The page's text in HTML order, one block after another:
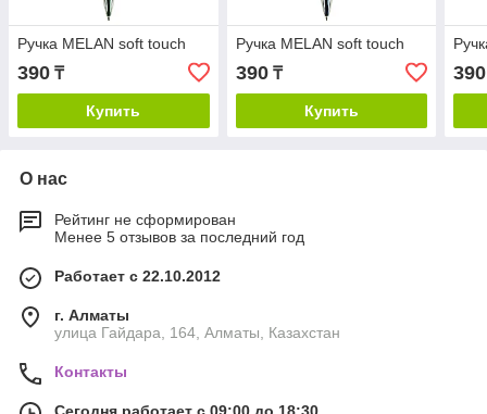
Ручка MELAN soft touch
390 ₸
Купить
Ручка MELAN soft touch
390₸
Купить
390
О нас
Рейтинг не сформирован
Менее 5 отзывов за последний год
Работает с 22.10.2012
г. Алматы
улица Гайдара, 164, Алматы, Казахстан
Контакты